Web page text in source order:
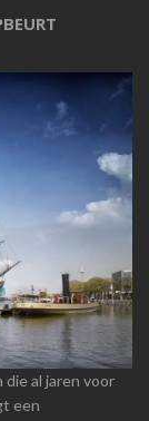
al jaren voor
een